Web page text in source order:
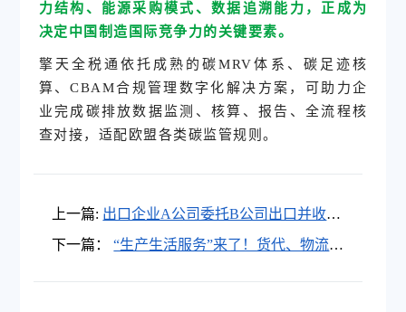
力结构、能源采购模式、数据追溯能力，正成为
决定中国制造国际竞争力的关键要素。
擎天全税通依托成熟的碳MRV体系、碳足迹核
算、CBAM合规管理数字化解决方案，可助力企
业完成碳排放数据监测、核算、报告、全流程核
查对接，适配欧盟各类碳监管规则。
上一篇: 出口企业A公司委托B公司出口并收
汇，A公司可以申报退税吗？
下一篇：
“生产生活服务”来了！货代、物流发